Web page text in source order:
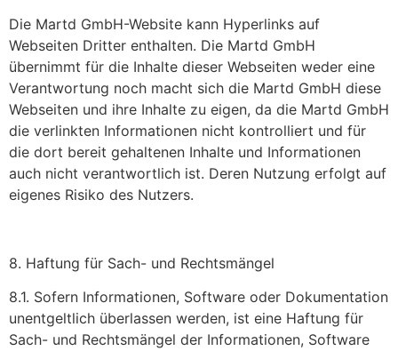
Die Martd GmbH-Website kann Hyperlinks auf
Webseiten Dritter enthalten. Die Martd GmbH
übernimmt für die Inhalte dieser Webseiten weder eine
Verantwortung noch macht sich die Martd GmbH diese
Webseiten und ihre Inhalte zu eigen, da die Martd GmbH
die verlinkten Informationen nicht kontrolliert und für
die dort bereit gehaltenen Inhalte und Informationen
auch nicht verantwortlich ist. Deren Nutzung erfolgt auf
eigenes Risiko des Nutzers.
8. Haftung für Sach- und Rechtsmängel
8.1. Sofern Informationen, Software oder Dokumentation
unentgeltlich überlassen werden, ist eine Haftung für
Sach- und Rechtsmängel der Informationen, Software